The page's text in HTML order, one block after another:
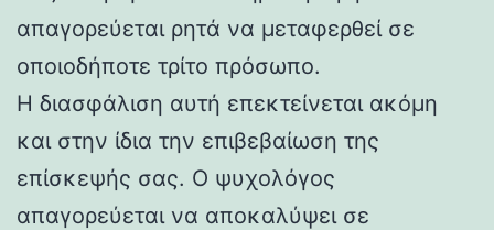
απαγορεύεται ρητά να μεταφερθεί σε
οποιοδήποτε τρίτο πρόσωπο.
Η διασφάλιση αυτή επεκτείνεται ακόμη
και στην ίδια την επιβεβαίωση της
επίσκεψής σας. Ο ψυχολόγος
απαγορεύεται να αποκαλύψει σε